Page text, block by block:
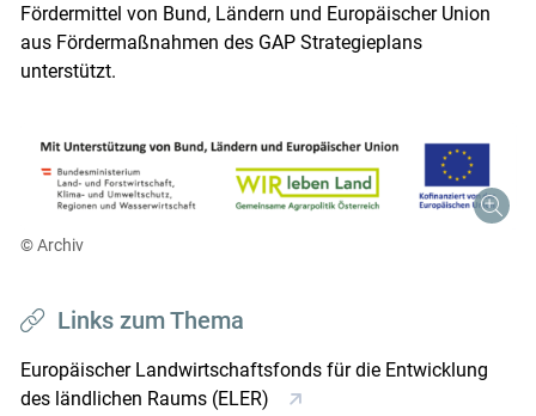
Fördermittel von Bund, Ländern und Europäischer Union
aus Fördermaßnahmen des GAP Strategieplans
unterstützt.
© Archiv
Links zum Thema
Europäischer Landwirtschaftsfonds für die Entwicklung
des ländlichen Raums (ELER)